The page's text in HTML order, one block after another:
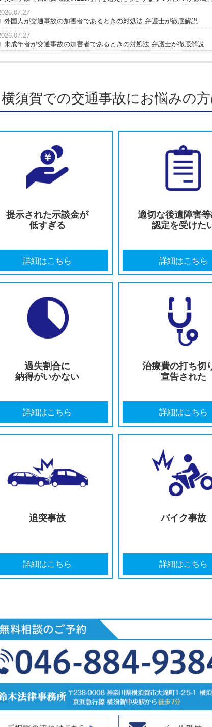
人として事件の解決に向けて取り組
初回相談は無料でお受けしておりま
弁護士紹介はこちら
最新の投稿
交通事故で相手が嘘をついているときの対処法 弁護
2026.07.27
外国人が交通事故の加害者であるときの対処法 弁護士
2026.07.27
未成年者が交通事故の加害者であるときの対処法 弁護
横須賀での交通事故にお
提示された示談金が
低すぎる
詳細はこちら
適切な
認
詳細はこちら
追突事故